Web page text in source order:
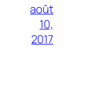
août
10,
2017